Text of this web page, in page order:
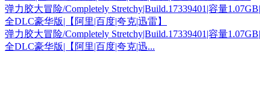
弹力胶大冒险/Completely Stretchy|Build.17339401|容量1.07GB|
全DLC豪华版|【阿里|百度|夸克|迅雷】
弹力胶大冒险/Completely Stretchy|Build.17339401|容量1.07GB|
全DLC豪华版|【阿里|百度|夸克|迅...